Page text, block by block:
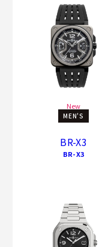
New
MEN'S
BR-X3
BR-X3